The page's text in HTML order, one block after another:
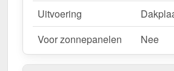
Uitvoering
Voor zonnepanelen
Nee